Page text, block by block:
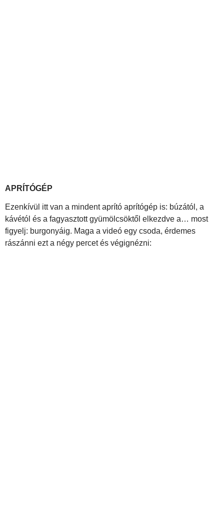
APRÍTÓGÉP
Ezenkívül itt van a mindent aprító aprítógép is: búzától, a
kávétól és a fagyasztott gyümölcsöktől elkezdve a… most
figyelj: burgonyáig. Maga a videó egy csoda, érdemes
rászánni ezt a négy percet és végignézni: